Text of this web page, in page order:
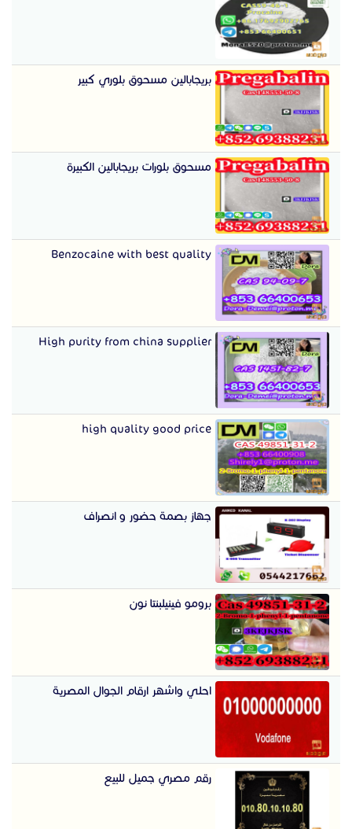
بريجابالين مسحوق بلوري كبير
مسحوق بلورات بريجابالين الكبيرة
Benzocaine with best quality
High purity from china supplier
high quality good price
جهاز بصمة حضور و انصراف
برومو فينيلبنتا نون
احلي واشهر ارقام الجوال المصرية
رقم مصري جميل للبيع